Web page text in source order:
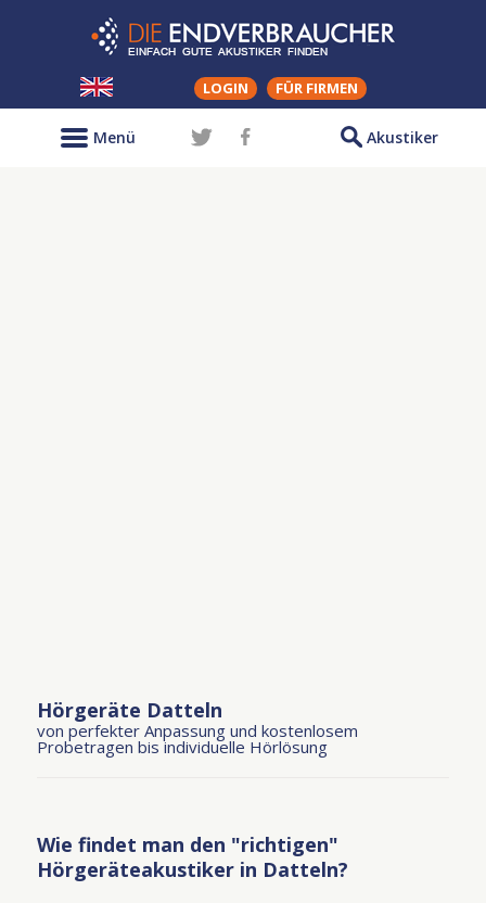
LOGIN FÜR FIRMEN
Akustiker
Menü
Hörgeräte Datteln
von perfekter Anpassung und kostenlosem
Probetragen bis individuelle Hörlösung
Wie findet man den "richtigen"
Hörgeräteakustiker in Datteln?